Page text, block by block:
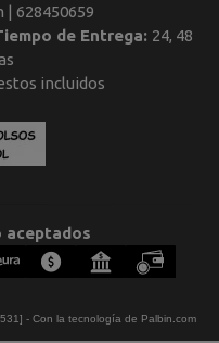
| 628450659
de Entrega: 24, 48
incluidos
aceptados
- Con la tecnología de Palbin.com